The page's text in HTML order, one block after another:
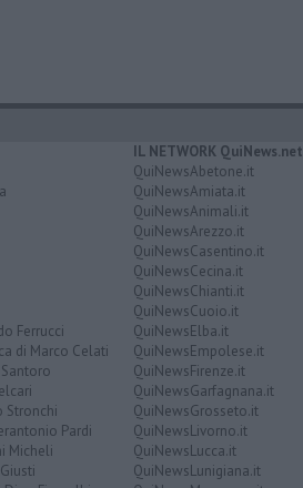
Ferrucci
di Marco Celati
Stronchi
Pardi
Micheli
IL NETWORK QuiNews.net
QuiNewsAbetone.it
QuiNewsAmiata.it
QuiNewsAnimali.it
QuiNewsArezzo.it
QuiNewsCasentino.it
QuiNewsCecina.it
QuiNewsChianti.it
QuiNewsCuoio.it
QuiNewsElba.it
QuiNewsEmpolese.it
QuiNewsFirenze.it
QuiNewsGarfagnana.it
QuiNewsGrosseto.it
QuiNewsLivorno.it
QuiNewsLucca.it
QuiNewsLunigiana.it